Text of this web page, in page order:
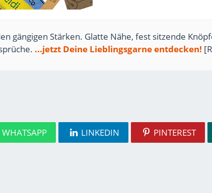
gängigen Stärken. Glatte Nähe, fest sitzende
...jetzt Deine Lieblingsgarne entdecken!
WHATSAPP LINKEDIN PINTEREST